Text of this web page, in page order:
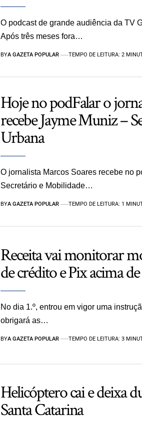
O podcast de grande audiência da TV
Após três meses fora…
BYA GAZETA POPULAR TEMPO DE LEITURA: 2
Hoje no podFalar o
recebe Jayme Muniz –
Urbana
O jornalista Marcos Soares recebe no
Secretário e Mobilidade…
BYA GAZETA POPULAR TEMPO DE LEITURA: 1
Receita vai monitorar
de crédito e Pix acima
No dia 1.º, entrou em vigor uma
obrigará as…
BYA GAZETA POPULAR TEMPO DE LEITURA: 3
Helicóptero cai e deixa
Santa Catarina